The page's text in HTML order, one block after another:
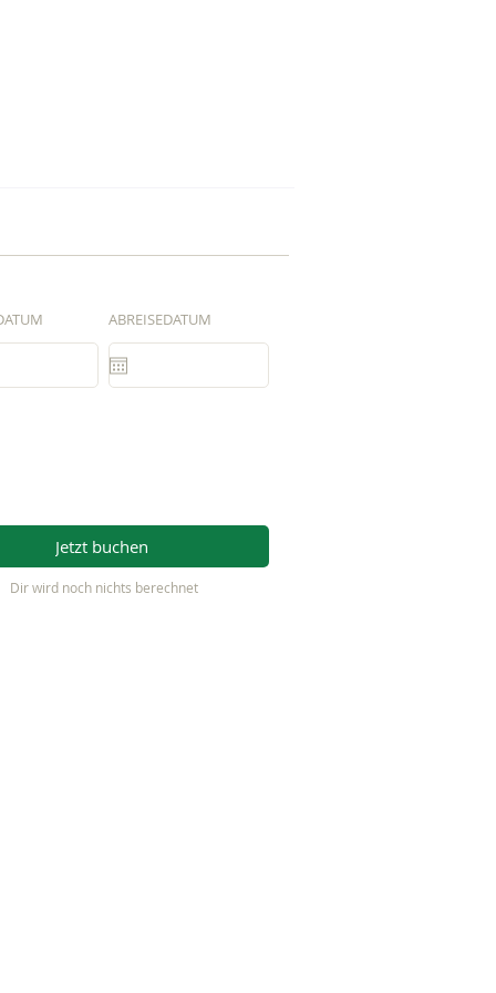
ABREISEDATUM
Jetzt buchen
Dir wird noch nichts berechnet